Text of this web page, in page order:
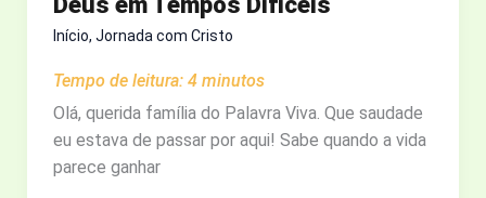
ESTRESSE
E
QUE
TENHO
APRENDIDO
COM
Início, Jornada com Cristo
Tempo de leitura: 4 minutos
Olá, querida família do Palavra Viva. Que saudade
eu estava de passar por aqui! Sabe quando a vida
parece ganhar